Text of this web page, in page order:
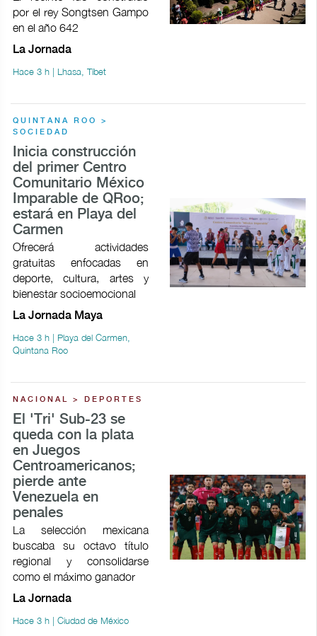
por el rey Songtsen Gampo
en el año 642
La Jornada
Hace 3 h | Lhasa, Tíbet
QUINTANA ROO >
SOCIEDAD
Inicia construcción
del primer Centro
Comunitario México
Imparable de QRoo;
estará en Playa del
Carmen
Ofrecerá actividades
gratuitas enfocadas en
deporte, cultura, artes y
bienestar socioemocional
La Jornada Maya
Hace 3 h | Playa del Carmen,
Quintana Roo
NACIONAL > DEPORTES
El 'Tri' Sub-23 se
queda con la plata
en Juegos
Centroamericanos;
pierde ante
Venezuela en
penales
La selección mexicana
buscaba su octavo título
regional y consolidarse
como el máximo ganador
La Jornada
Hace 3 h | Ciudad de México